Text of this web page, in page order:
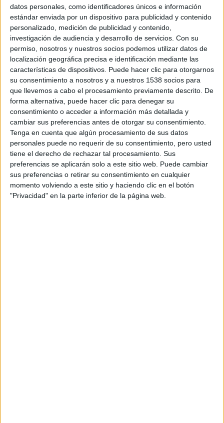
datos personales, como identificadores únicos e información
estándar enviada por un dispositivo para publicidad y contenido
personalizado, medición de publicidad y contenido,
investigación de audiencia y desarrollo de servicios. Con su
permiso, nosotros y nuestros socios podemos utilizar datos de
localización geográfica precisa e identificación mediante las
características de dispositivos. Puede hacer clic para otorgarnos
su consentimiento a nosotros y a nuestros 1538 socios para
que llevemos a cabo el procesamiento previamente descrito. De
forma alternativa, puede hacer clic para denegar su
consentimiento o acceder a información más detallada y
cambiar sus preferencias antes de otorgar su consentimiento.
Tenga en cuenta que algún procesamiento de sus datos
personales puede no requerir de su consentimiento, pero usted
tiene el derecho de rechazar tal procesamiento. Sus
preferencias se aplicarán solo a este sitio web. Puede cambiar
sus preferencias o retirar su consentimiento en cualquier
momento volviendo a este sitio y haciendo clic en el botón
"Privacidad" en la parte inferior de la página web.
venerado de hoy en día en Metrópolis, mientras el mundo
intenta saber qué tipo de héroe realmente necesita. Y con
Batman y Superman en guerra entre ellos, una nueva
amenaza surge, poniendo a la humanidad en el mayor
peligro conocido en toda su historia.
Protagonizada por Ben Affleck, Henry Cavill, Gal
Gadot,Amy Adams, Laurence Fishburne, Diane Lane,
Jesse Eisenberg, Jeremy Irons, Jena Malone, Holly Hunter
y Scoot McNairy,y dirigida porZack Snyder, la película
continuará la historia iniciada enEl hombre de acero
Batman v Superman: el amanecer de la Justicia
los cines el 25 de marzo.